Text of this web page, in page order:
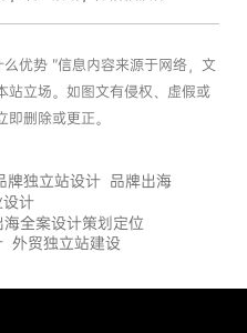
优势 ”信息内容来源于网络，文
站立场。如图文有侵权、虚假或
删除或更正。
牌独立站设计 品牌出海
计
海全案设计策划定位
外贸独立站建设